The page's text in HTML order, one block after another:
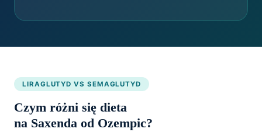
LIRAGLUTYD VS SEMAGLUTYD
Czym różni się dieta
na Saxenda od Ozempic?